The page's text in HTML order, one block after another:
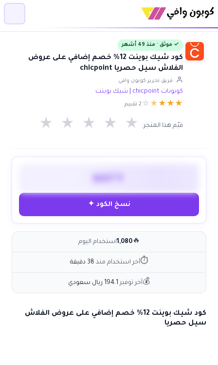
✓ موثق · منذ 49 أشهر
كود شيك بوينت 12% خصم إضافي على عروض
الفلاش سيل حصريا chicpoint
فريق تحرير كوبون وافي
كوبونات chicpoint | شيك بوينت
★
★
★
★
☆ 2 تقييم
قيّم هذا المتجر: ★ ★ ★ ★ ★
WAFY
نسخ الكود ✦
🔥
1,080استخدام اليوم
⏱آخر استخدام منذ 38 دقيقة
💰آخر توفير 194.1 ريال سعودي
كود شيك بوينت 12% خصم إضافي على عروض الفلاش
سيل حصريا